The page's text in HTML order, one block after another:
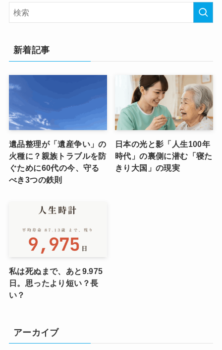
新着記事
遺品整理が「遺産争い」の
火種に？親族トラブルを防
ぐために60代の今、守る
べき3つの鉄則
日本の光と影「人生100年
時代」の裏側に潜む「寝た
きり大国」の現実
私は死ぬまで、あと9.975
日。思ったより短い？長
い？
アーカイブ